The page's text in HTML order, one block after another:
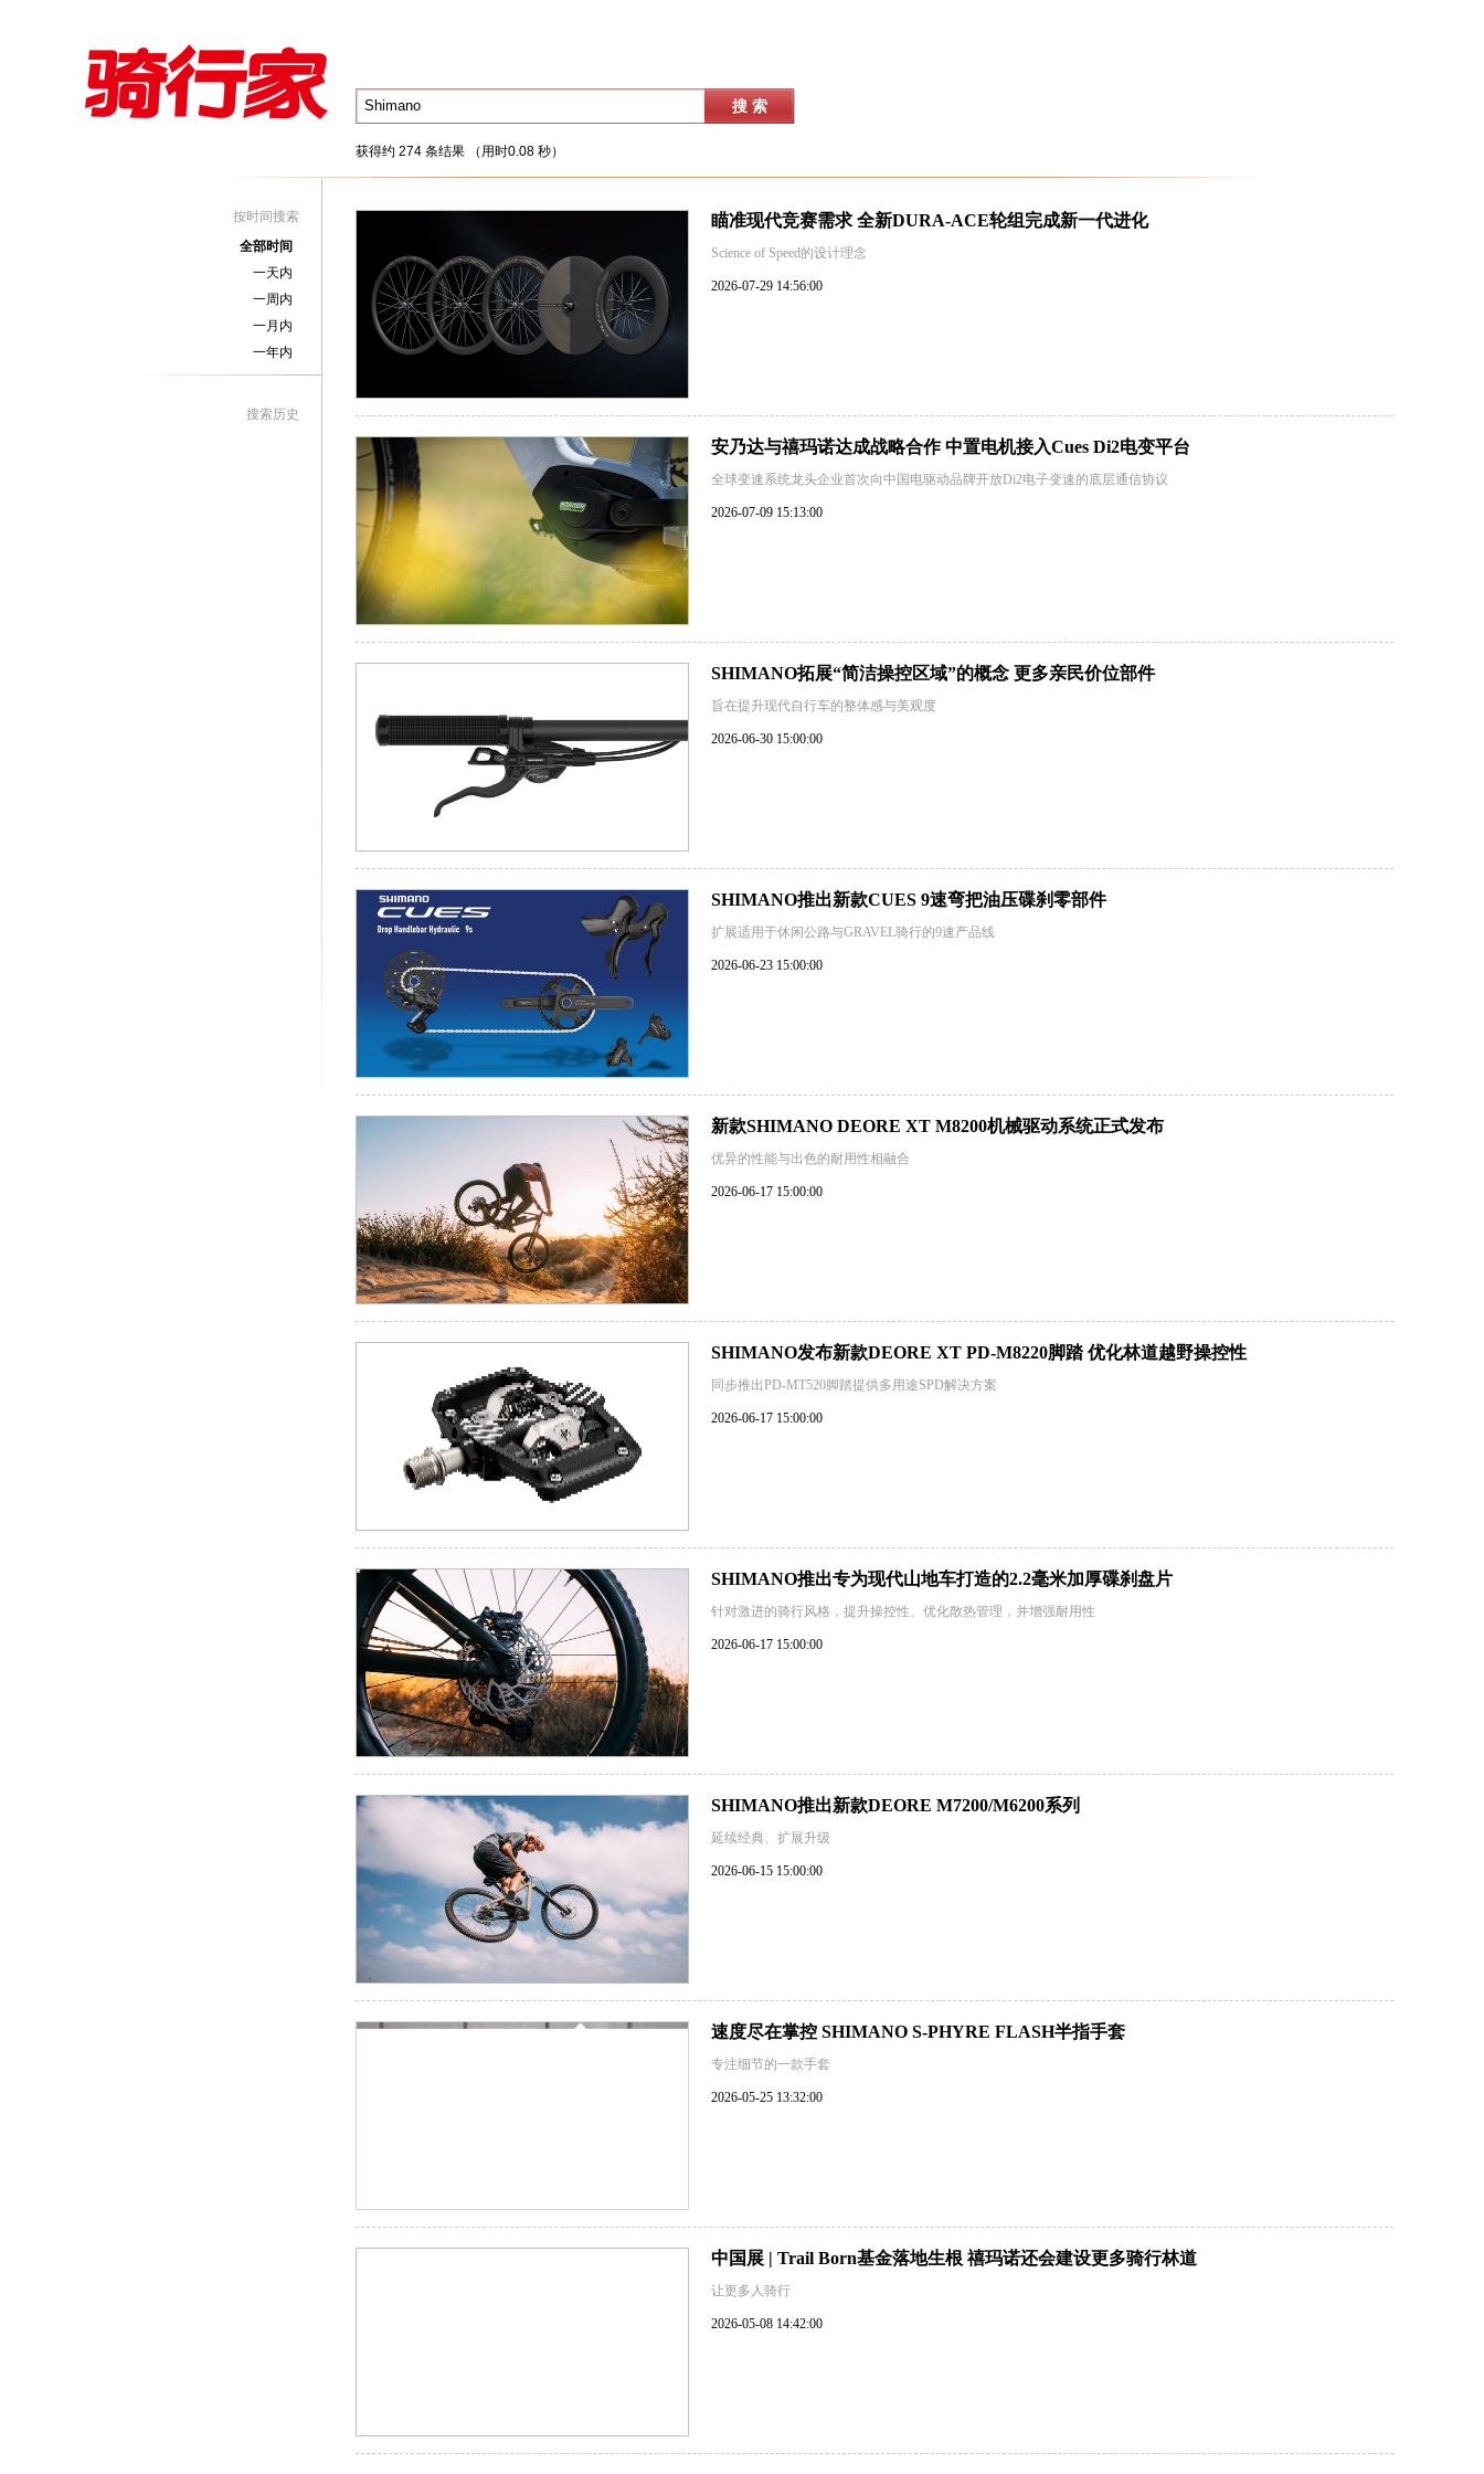
获得约 274 条结果 （用时0.08 秒）
按时间搜索
全部时间
一天内
一周内
一月内
一年内
搜索历史
瞄准现代竞赛需求 全新DURA-ACE轮组完成新一代进化
Science of Speed的设计理念
2026-07-29 14:56:00
安乃达与禧玛诺达成战略合作 中置电机接入Cues Di2电变平台
全球变速系统龙头企业首次向中国电驱动品牌开放Di2电子变速的底层通信协议
2026-07-09 15:13:00
SHIMANO拓展“简洁操控区域”的概念 更多亲民价位部件
旨在提升现代自行车的整体感与美观度
2026-06-30 15:00:00
SHIMANO推出新款CUES 9速弯把油压碟刹零部件
扩展适用于休闲公路与GRAVEL骑行的9速产品线
2026-06-23 15:00:00
新款SHIMANO DEORE XT M8200机械驱动系统正式发布
优异的性能与出色的耐用性相融合
2026-06-17 15:00:00
SHIMANO发布新款DEORE XT PD-M8220脚踏 优化林道越野操控性
同步推出PD-MT520脚踏提供多用途SPD解决方案
2026-06-17 15:00:00
SHIMANO推出专为现代山地车打造的2.2毫米加厚碟刹盘片
针对激进的骑行风格，提升操控性、优化散热管理，并增强耐用性
2026-06-17 15:00:00
SHIMANO推出新款DEORE M7200/M6200系列
延续经典、扩展升级
2026-06-15 15:00:00
速度尽在掌控 SHIMANO S-PHYRE FLASH半指手套
专注细节的一款手套
2026-05-25 13:32:00
中国展 | Trail Born基金落地生根 禧玛诺还会建设更多骑行林道
让更多人骑行
2026-05-08 14:42:00